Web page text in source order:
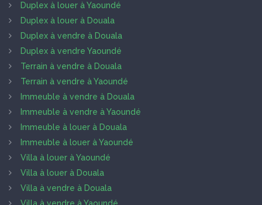
Duplex à louer à Yaoundé
Duplex à louer à Douala
Duplex à vendre à Douala
Duplex à vendre Yaoundé
Terrain à vendre à Douala
Terrain à vendre à Yaoundé
Immeuble à vendre à Douala
Immeuble à vendre à Yaoundé
Immeuble à louer à Douala
Immeuble à louer à Yaoundé
Villa à louer à Yaoundé
Villa à louer à Douala
Villa à vendre à Douala